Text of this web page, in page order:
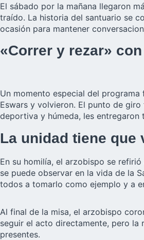
El sábado por la mañana llegaron
traído. La historia del santuario se
ocasión para mantener
«Correr y rezar»
Un momento especial del
Eswars y volvieron. El punto de
deportiva y húmeda, les
La unidad tiene
En su homilía, el arzobispo se
se puede observar en la vida de la
todos a tomarlo como ejemplo y a
Al final de la misa, el arzobispo
seguir el acto directamente, pero la
presentes.